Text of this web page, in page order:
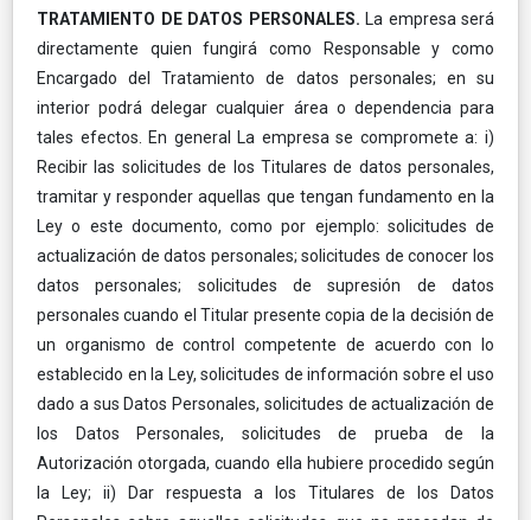
TRATAMIENTO DE DATOS PERSONALES. La empresa será
directamente quien fungirá como Responsable y como
Encargado del Tratamiento de datos personales; en su
interior podrá delegar cualquier área o dependencia para
tales efectos. En general La empresa se compromete a: i)
Recibir las solicitudes de los Titulares de datos personales,
tramitar y responder aquellas que tengan fundamento en la
Ley o este documento, como por ejemplo: solicitudes de
actualización de datos personales; solicitudes de conocer los
datos personales; solicitudes de supresión de datos
personales cuando el Titular presente copia de la decisión de
un organismo de control competente de acuerdo con lo
establecido en la Ley, solicitudes de información sobre el uso
dado a sus Datos Personales, solicitudes de actualización de
los Datos Personales, solicitudes de prueba de la
Autorización otorgada, cuando ella hubiere procedido según
la Ley; ii) Dar respuesta a los Titulares de los Datos